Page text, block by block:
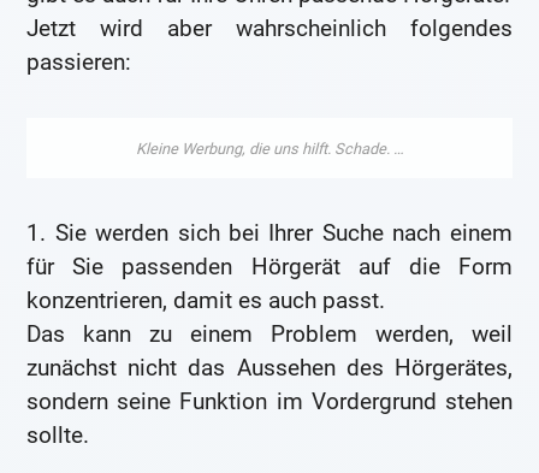
Jetzt wird aber wahrscheinlich folgendes
passieren:
1. Sie werden sich bei Ihrer Suche nach einem
für Sie passenden Hörgerät auf die Form
konzentrieren, damit es auch passt.
Das kann zu einem Problem werden, weil
zunächst nicht das Aussehen des Hörgerätes,
sondern seine Funktion im Vordergrund stehen
sollte.